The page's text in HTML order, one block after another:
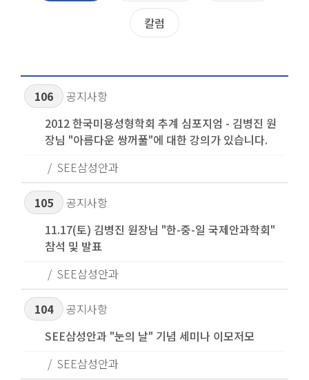
칼럼
106
공지사항
2012 한국미용성형학회 추계 심포지엄 - 김병진 원
장님 "아름다운 쌍꺼풀"에 대한 강의가 있습니다.
SEE삼성안과
105
공지사항
11.17(토) 김병진 원장님 "한-중-일 국제안과학회"
참석 및 발표
SEE삼성안과
104
공지사항
SEE삼성안과 "눈의 날" 기념 세미나 이모저모
SEE삼성안과